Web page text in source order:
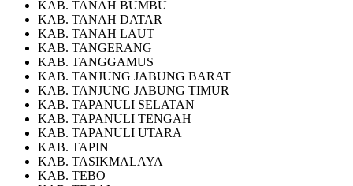
KAB. TANAH BUMBU
KAB. TANAH DATAR
KAB. TANAH LAUT
KAB. TANGERANG
KAB. TANGGAMUS
KAB. TANJUNG JABUNG BARAT
KAB. TANJUNG JABUNG TIMUR
KAB. TAPANULI SELATAN
KAB. TAPANULI TENGAH
KAB. TAPANULI UTARA
KAB. TAPIN
KAB. TASIKMALAYA
KAB. TEBO